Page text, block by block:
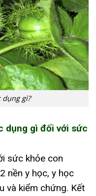
dụng gì?
dụng gì đối với sức
sức khỏe con
nền y học, y học
và kiểm chứng. Kết